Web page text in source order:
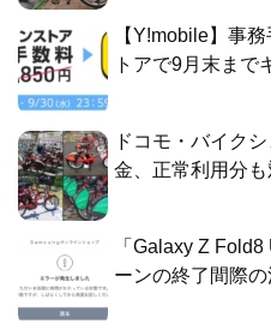
【Y!mobile】事
トアで9月末まで
ドコモ・バイク
金、正常利用分も
「Galaxy Z
ーンの終了間際